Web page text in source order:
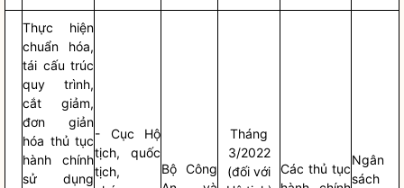
Thực hiện
chuẩn hóa,
tái cấu trúc
quy trình,
cắt giảm,
đơn giản
hóa thủ tục
hành chính
sử dụng
- Cục Hộ
tịch, quốc
tịch,
Bộ Công
Tháng
3/2022
(đối với
Các thủ tục
Ngân
sách